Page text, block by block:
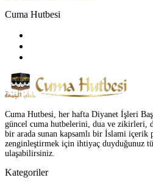
Cuma Hutbesi
Cuma Hutbesi, her hafta Diyanet İşleri
güncel cuma hutbelerini, dua ve zikirleri,
bir arada sunan kapsamlı bir İslami içerik
zenginleştirmek için ihtiyaç duyduğunuz
ulaşabilirsiniz.
Kategoriler